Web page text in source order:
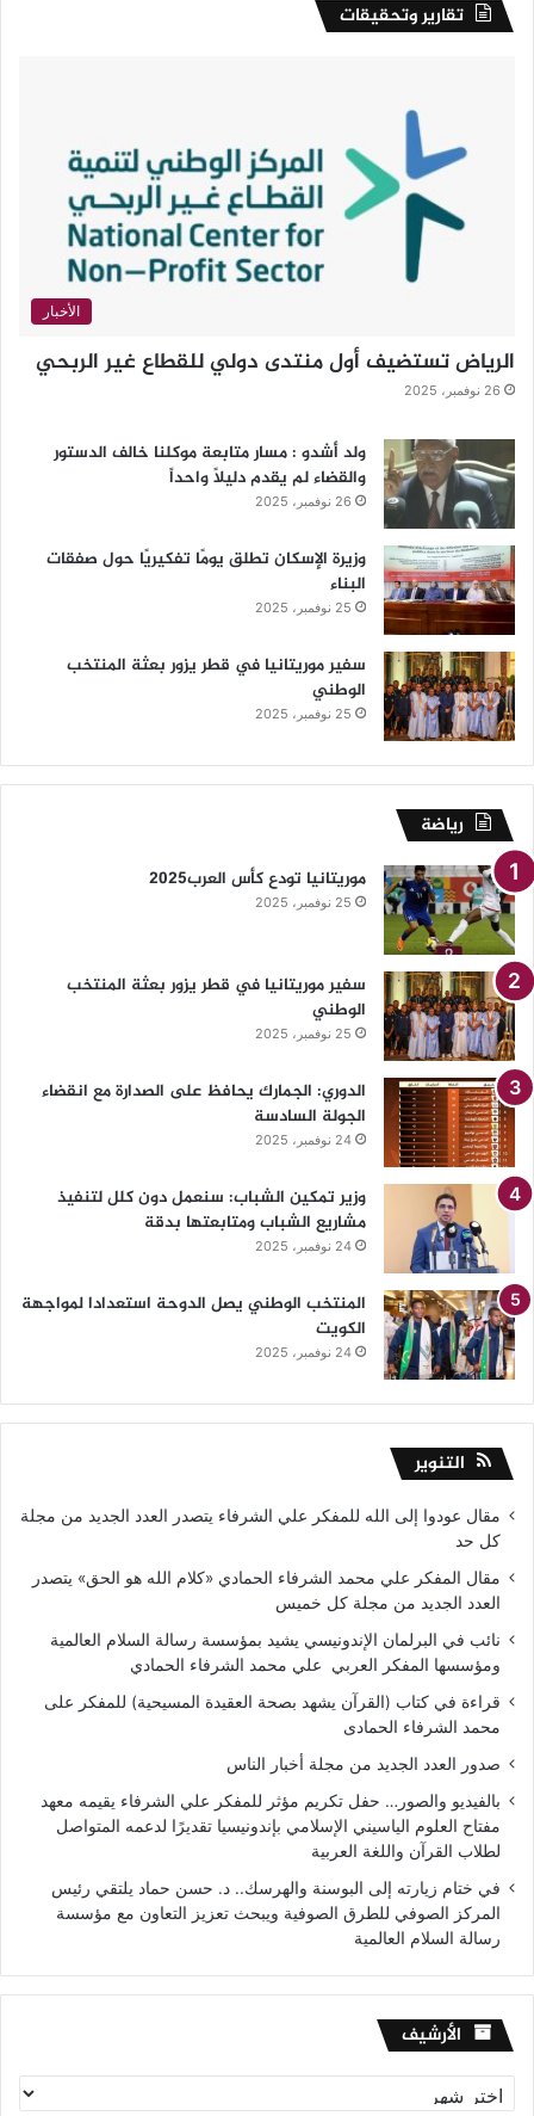
تقارير وتحقيقات
الأخبار
الرياض تستضيف أول منتدى دولي للقطاع غير الربحي
26 نوفمبر، 2025
ولد أشدو : مسار متابعة موكلنا خالف الدستور
والقضاء لم يقدم دليلاً واحداً
26 نوفمبر، 2025
وزيرة الإسكان تطلق يومًا تفكيريًا حول صفقات
البناء
25 نوفمبر، 2025
سفير موريتانيا في قطر يزور بعثة المنتخب
الوطني
25 نوفمبر، 2025
رياضة
موريتانيا تودع كأس العرب2025
25 نوفمبر، 2025
سفير موريتانيا في قطر يزور بعثة المنتخب
الوطني
25 نوفمبر، 2025
الدوري: الجمارك يحافظ على الصدارة مع انقضاء
الجولة السادسة
24 نوفمبر، 2025
وزير تمكين الشباب: سنعمل دون كلل لتنفيذ
مشاريع الشباب ومتابعتها بدقة
24 نوفمبر، 2025
المنتخب الوطني يصل الدوحة استعدادا لمواجهة
الكويت
24 نوفمبر، 2025
التنوير
مقال عودوا إلى الله للمفكر علي الشرفاء يتصدر العدد الجديد من مجلة
كل حد
مقال المفكر علي محمد الشرفاء الحمادي «كلام الله هو الحق» يتصدر
العدد الجديد من مجلة كل خميس
نائب في البرلمان الإندونيسي يشيد بمؤسسة رسالة السلام العالمية
ومؤسسها المفكر العربي علي محمد الشرفاء الحمادي
قراءة في كتاب (القرآن يشهد بصحة العقيدة المسيحية) للمفكر على
محمد الشرفاء الحمادى
صدور العدد الجديد من مجلة أخبار الناس
بالفيديو والصور… حفل تكريم مؤثر للمفكر علي الشرفاء يقيمه معهد
مفتاح العلوم الياسيني الإسلامي بإندونيسيا تقديرًا لدعمه المتواصل
لطلاب القرآن واللغة العربية
في ختام زيارته إلى البوسنة والهرسك.. د. حسن حماد يلتقي رئيس
المركز الصوفي للطرق الصوفية ويبحث تعزيز التعاون مع مؤسسة
رسالة السلام العالمية
الأرشيف الأرشيف